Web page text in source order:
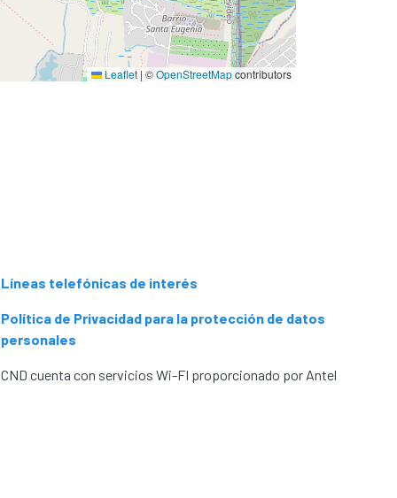
Leaflet | ©OpenStreetMapcontributors
Líneas telefónicas de interés
Política de Privacidad para la protección de datos
personales
CND cuenta con servicios Wi-FI proporcionado por Antel